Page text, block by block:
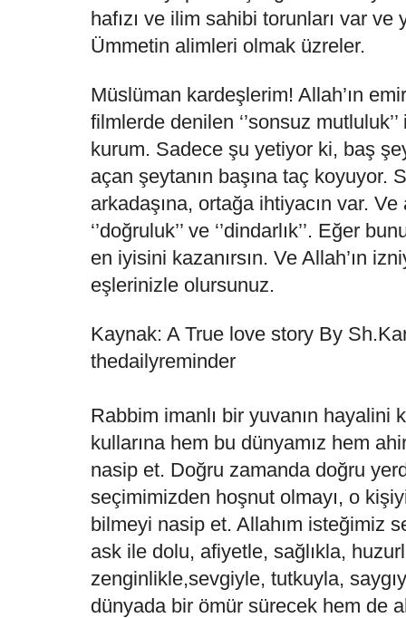
hafızı ve ilim sahibi torunları var ve
Ümmetin alimleri olmak üzreler.
Müslüman kardeşlerim! Allah’ın
filmlerde denilen ‘’sonsuz
kurum. Sadece şu yetiyor ki, baş
açan şeytanın başına taç koyuyor.
arkadaşına, ortağa ihtiyacın var.
‘’doğruluk’’ ve ‘’dindarlık’’. Eğer
en iyisini kazanırsın. Ve Allah’ın
eşlerinizle olursunuz.
Kaynak: A True love story By
thedailyreminder
Rabbim imanlı bir yuvanın hayalini
kullarına hem bu dünyamız hem
nasip et. Doğru zamanda doğru
seçimimizden hoşnut olmayı, o
bilmeyi nasip et. Allahım isteğimiz
ask ile dolu, afiyetle, sağlıkla,
zenginlikle,sevgiyle, tutkuyla,
dünyada bir ömür sürecek hem de